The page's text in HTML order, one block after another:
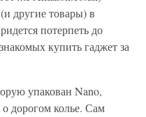
другие товары) в
потерпеть до
купить гаджет за
упакован Nano,
дорогом колье. Сам